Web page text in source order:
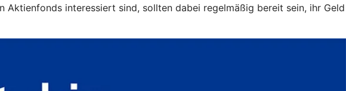
interessiert sind, sollten dabei regelmäßig bereit sein, ihr Geld